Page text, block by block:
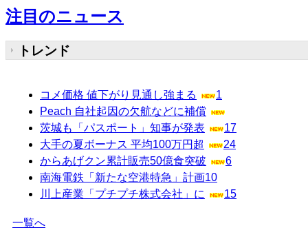
注目のニュース
トレンド
コメ価格 値下がり見通し強まる
1
Peach 自社起因の欠航などに補償
茨城も「パスポート」知事が発表
17
大手の夏ボーナス 平均100万円超
24
からあげクン累計販売50億食突破
6
南海電鉄「新たな空港特急」計画10
川上産業「プチプチ株式会社」に
15
一覧へ